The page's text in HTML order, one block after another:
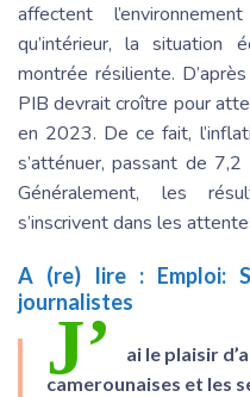
affectent
qu’intérieur, la situation
montrée résiliente.
PIB devrait croître pour
en 2023. De ce fait,
s’atténuer, passant de
Généralement, les
s’inscrivent dans les
A (re) lire : Emploi:
journalistes
J’
ai le plaisir
camerounaises et les